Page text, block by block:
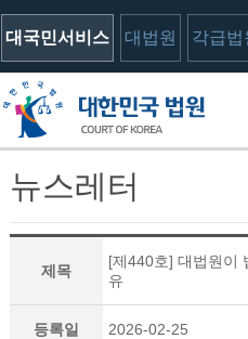
대국민서비스 대법원 각급법
뉴스레터
제목
[제440호] 대법원이
유
등록일 2026-02-25